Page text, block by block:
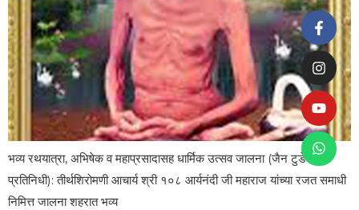
भव्य रथयात्रा, अभिषेक व महाप्रसादासह धार्मिक उत्सव जालना (जैन टुडे
प्रतिनिधी): तीर्थशिरोमणी आचार्य श्री १०८ आर्यनंदी जी महाराज यांच्या रजत समाधी
निमित्त जालना शहरात भव्य